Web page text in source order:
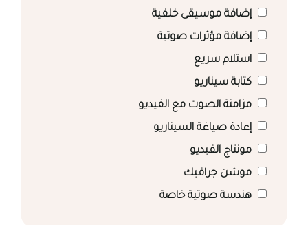
إضافة موسيقى خلفية
إضافة مؤثرات صوتية
استلام سريع
كتابة سيناريو
مزامنة الصوت مع الفيديو
إعادة صياغة السيناريو
مونتاج الفيديو
موشن جرافيك
هندسة صوتية خاصة